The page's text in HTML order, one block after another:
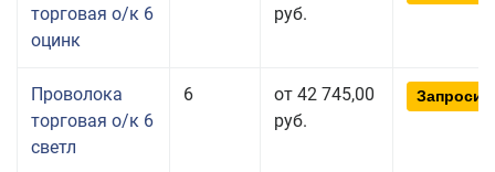
торговая о/к 6
оцинк
руб.
Проволока
торговая о/к 6
светл
6
от 42 745,00
руб.